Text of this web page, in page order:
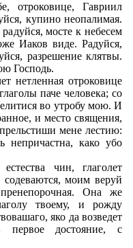
отроковице, Гавриил
купино неопалимая.
мосте к небесем
Иаков виде. Радуйся,
разрешение клятвы.
Господь.
нетленная отроковице
паче человека; со
во утробу мою. И
и место священия,
мене лестию:
непричастна, како убо
чин, глаголет
моим веруй
Она же
твоему, и рожду
яко да возведет
достояние, с